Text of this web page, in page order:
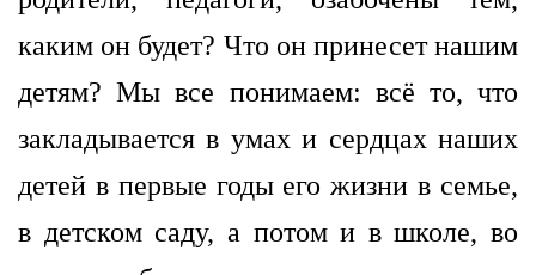
каким он будет? Что он принесет нашим
детям? Мы все понимаем: всё то, что
закладывается в умах и сердцах наших
детей в первые годы его жизни в семье,
в детском саду, а потом и в школе, во